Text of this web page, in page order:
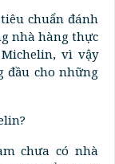
chuẩn đánh
nhà hàng thực
vì vậy
đầu cho những
chưa có nhà